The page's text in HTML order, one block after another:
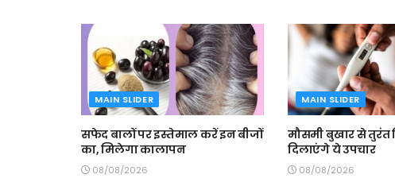
MAIN SLIDER
सफेद बालों पर इस्तेमाल करें इन बीजों
का, मिलेगा कालापन
08/08/2026
MAIN SLIDER
मौसमी बुखार से तुरंत
दिलाएंगे ये उपचार
08/08/2026